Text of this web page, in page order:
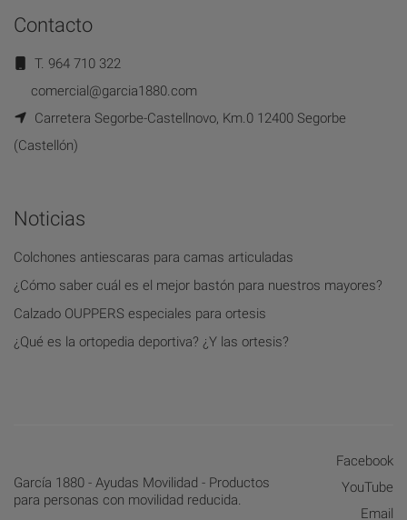
Contacto
T. 964 710 322
comercial@garcia1880.com
Carretera Segorbe-Castellnovo, Km.0 12400 Segorbe
(Castellón)
Noticias
Colchones antiescaras para camas articuladas
¿Cómo saber cuál es el mejor bastón para nuestros mayores?
Calzado OUPPERS especiales para ortesis
¿Qué es la ortopedia deportiva? ¿Y las ortesis?
Facebook
YouTube
Email
García 1880 - Ayudas Movilidad - Productos
para personas con movilidad reducida.